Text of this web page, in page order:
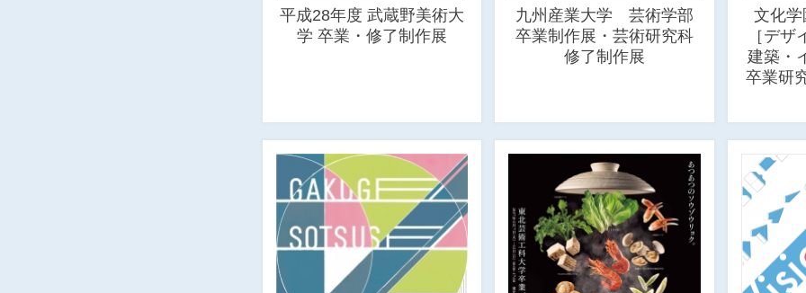
平成28年度 武蔵野美術大
学 卒業・修了制作展
九州産業大学 芸術学部
卒業制作展・芸術研究科
修了制作展
文化
［デ
建築・
卒業研